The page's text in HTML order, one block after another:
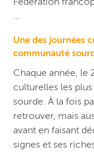
…
Une des journées
communauté
Chaque année, le
culturelles les
sourde. À la fois
retrouver, mais
avant en faisant
signes et ses